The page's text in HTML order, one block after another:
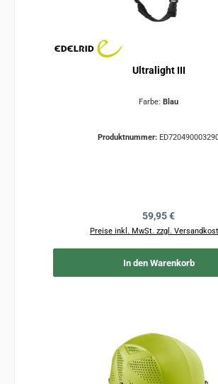
Ultralight III
Farbe: Blau
Produktnummer:
Regulärer Preis:
59,95 €
Preise inkl. MwSt. zzgl.
In den Warenkorb